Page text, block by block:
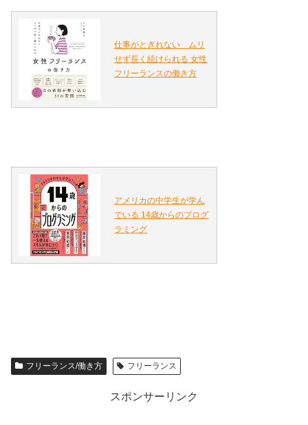
仕事がとぎれない ムリ
せず長く続けられる 女性
フリーランスの働き方
アメリカの中学生が学ん
でいる 14歳からのプログ
ラミング
フリーランス/働き方 フリーランス
スポンサーリンク